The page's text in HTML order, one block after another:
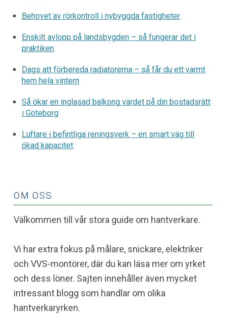
Behovet av rörkontroll i nybyggda fastigheter
Enskilt avlopp på landsbygden – så fungerar det i
praktiken
Dags att förbereda radiatorerna – så får du ett varmt
hem hela vintern
Så ökar en inglasad balkong värdet på din bostadsrätt
i Göteborg
Luftare i befintliga reningsverk – en smart väg till
ökad kapacitet
OM OSS
Välkommen till vår stora guide om hantverkare.
Vi har extra fokus på målare, snickare, elektriker
och VVS-montörer, där du kan läsa mer om yrket
och dess löner. Sajten innehåller även mycket
intressant blogg som handlar om olika
hantverkaryrken.